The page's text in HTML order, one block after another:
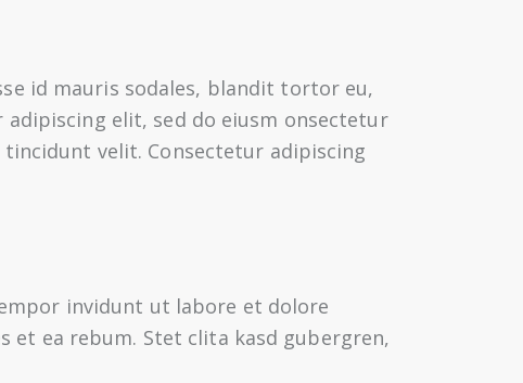
id mauris sodales, blandit tortor eu,
elit, sed do eiusm onsectetur
velit. Consectetur adipiscing
invidunt ut labore et dolore
et ea rebum. Stet clita kasd gubergren,